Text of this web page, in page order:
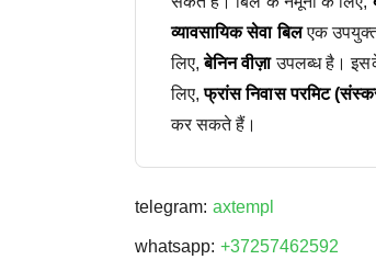
व्यावसायिक सेवा बिलएक उपयुक्त
लिए,बेनिन वीज़ाउपलब्ध है।
लिए,फ्रांस निवास परमिट
कर सकते हैं।
telegram: axtempl
whatsapp: +37257462592